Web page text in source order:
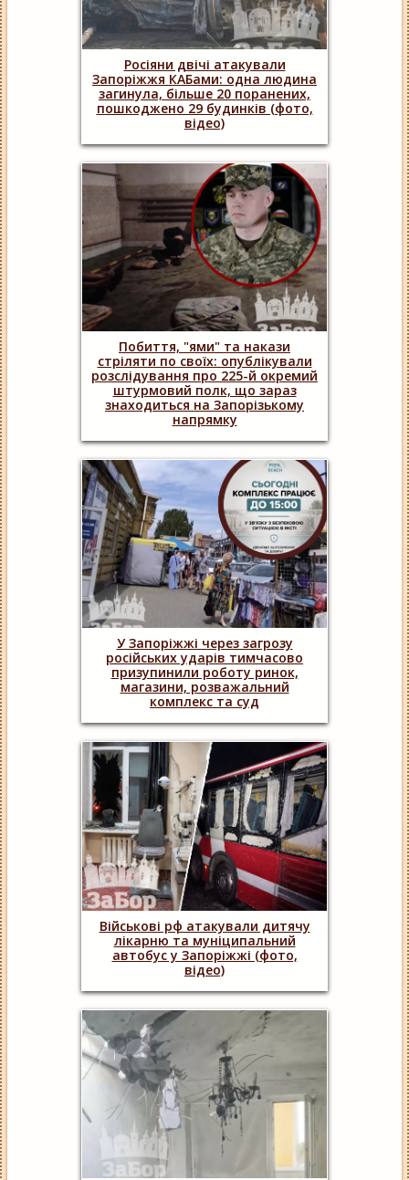
Росіяни двічі атакували
Запоріжжя КАБами: одна людина
загинула, більше 20 поранених,
пошкоджено 29 будинків (фото,
відео)
Побиття, "ями" та накази
стріляти по своїх: опублікували
розслідування про 225-й окремий
штурмовий полк, що зараз
знаходиться на Запорізькому
напрямку
У Запоріжжі через загрозу
російських ударів тимчасово
призупинили роботу ринок,
магазини, розважальний
комплекс та суд
Військові рф атакували дитячу
лікарню та муніципальний
автобус у Запоріжжі (фото,
відео)